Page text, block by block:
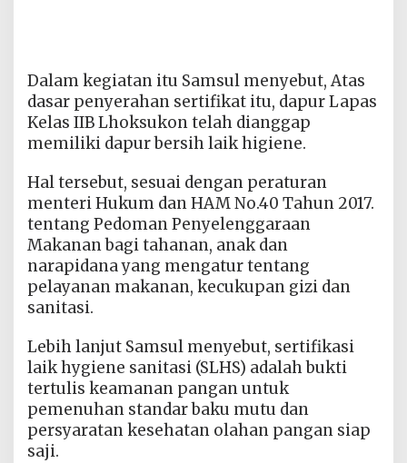
Dalam kegiatan itu Samsul menyebut, Atas
dasar penyerahan sertifikat itu, dapur Lapas
Kelas IIB Lhoksukon telah dianggap
memiliki dapur bersih laik higiene.
Hal tersebut, sesuai dengan peraturan
menteri Hukum dan HAM No.40 Tahun 2017.
tentang Pedoman Penyelenggaraan
Makanan bagi tahanan, anak dan
narapidana yang mengatur tentang
pelayanan makanan, kecukupan gizi dan
sanitasi.
Lebih lanjut Samsul menyebut, sertifikasi
laik hygiene sanitasi (SLHS) adalah bukti
tertulis keamanan pangan untuk
pemenuhan standar baku mutu dan
persyaratan kesehatan olahan pangan siap
saji.